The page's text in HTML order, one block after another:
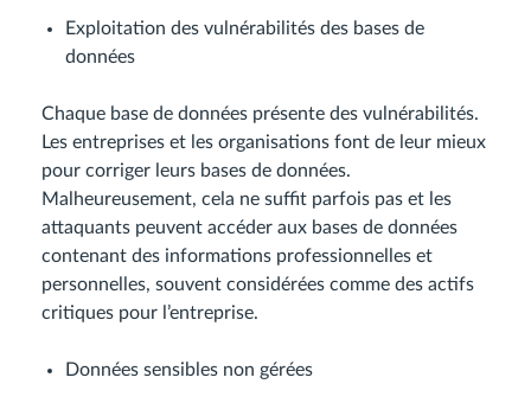
Exploitation des vulnérabilités des bases de
données
Chaque base de données présente des vulnérabilités.
Les entreprises et les organisations font de leur mieux
pour corriger leurs bases de données.
Malheureusement, cela ne suffit parfois pas et les
attaquants peuvent accéder aux bases de données
contenant des informations professionnelles et
personnelles, souvent considérées comme des actifs
critiques pour l’entreprise.
Données sensibles non gérées